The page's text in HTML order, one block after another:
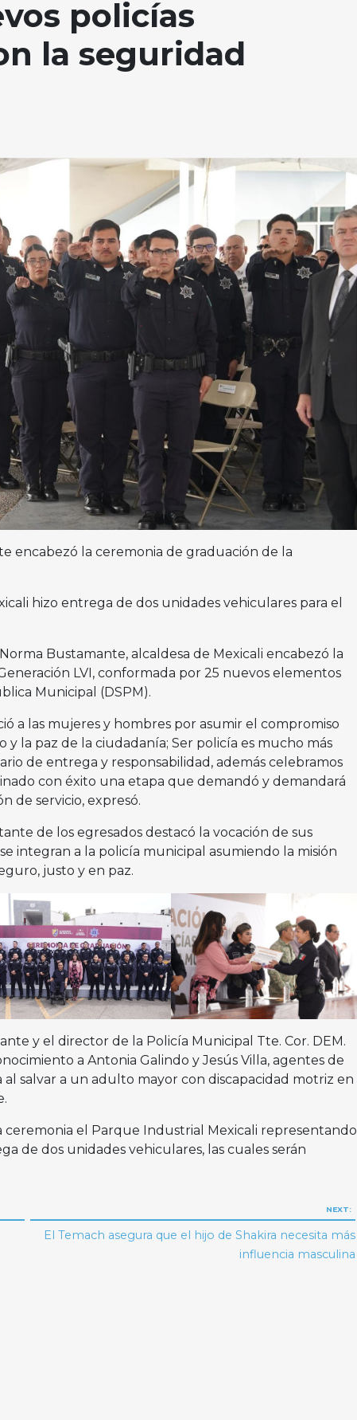
policías
la seguridad
encabezó la ceremonia de graduación de la
hizo entrega de dos unidades vehiculares para el
Norma Bustamante, alcaldesa de Mexicali encabezó la
LVI, conformada por 25 nuevos elementos
Municipal (DSPM).
a las mujeres y hombres por asumir el compromiso
la paz de la ciudadanía; Ser policía es mucho más
de entrega y responsabilidad, además celebramos
con éxito una etapa que demandó y demandará
de servicio, expresó.
de los egresados destacó la vocación de sus
integran a la policía municipal asumiendo la misión
justo y en paz.
y el director de la Policía Municipal Tte. Cor. DEM.
a Antonia Galindo y Jesús Villa, agentes de
al salvar a un adulto mayor con discapacidad motriz en
el Parque Industrial Mexicali representando
de dos unidades vehiculares, las cuales serán
NEXT:
El Temach asegura que el hijo de Shakira necesita más
influencia masculina